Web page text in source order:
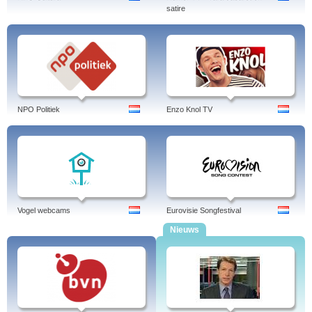
Kijk live naar Elementary op de NET 5 livestream en geniet van de slimme en
Gilmore Girls- Gilmore Girls is een Amerikaanse dramaserie die het leven
volgt van de alleenstaande moeder Lorelai Gilmore en haar dochter Rory. De
serie speelt zich af in het fictieve stadje Stars Hollow en richt zich op de relaties
tussen de personages. Kijk live naar Gilmore Girls op de NET 5 livestream en
geniet van de humor en hartverwarmende momenten in de serie.
De Modepolitie- De Modepolitie is een nieuw programma waarin mode-
experts de stijl en outfits van bekende Nederlanders en het publiek
beoordelen. Kijk live naar De Modepolitie op de NET 5 livestream en ontdek
de laatste modetrends en stijltips van de experts.
deelnemers hun huizen verbouwen met duurzame en milieuvriendelijke
materialen en technieken. Kijk live naar Duurzaam Huis op de NET 5
livestream en leer meer over groene bouwtechnieken en hoe je jouw eigen
huis duurzamer kunt maken.
Veronica
Veronica is voor jonge, ambitieuze kijkers die alles uit het leven willen
halen. De zender biedt betrokken en spannende series, films en reality
programma’s.
Veronica begon met uitzenden in 2003 onder haar huidige naam. De
oorspronkelijke zender V8 werd overgenomen door SBS Broadcasting en
omgedoopt tot Veronica. Daarvoor heette het kanaal al Fox 8 en TV10 Gold.
Samen met SBS 6 en Net 5 is Veronica voor 67% eigendom van het Finse
Mediaconcern Sanoma en voor 33% van het Nederlandse Talpa.
satire
NPO Politiek Enzo Knol TV
Vogel webcams Eurovisie Songfestival
Nieuws